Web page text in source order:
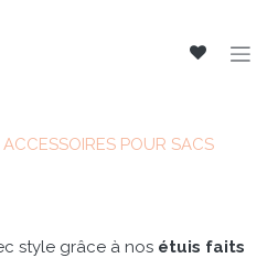
POUR SACS
style grâce à nos étuis faits